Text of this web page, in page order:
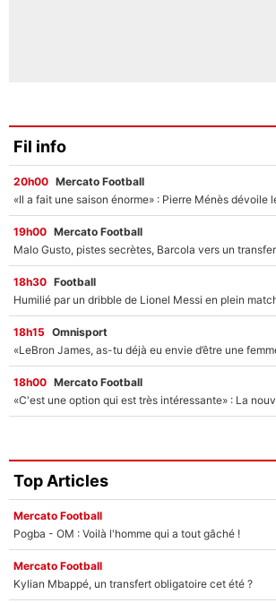
Fil info
20h00 Mercato Football
19h00 Mercato Football
18h30 Football
18h15 Omnisport
18h00 Mercato Football
Top Articles
Mercato Football
Pogba - OM : Voilà l'homme qui a tout gâché !
Mercato Football
Kylian Mbappé, un transfert obligatoire cet été ?